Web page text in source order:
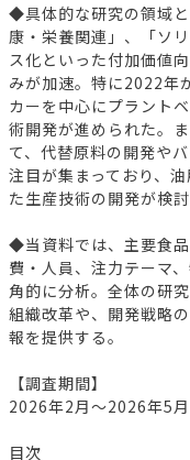
◆具体的な研究の領域
康・栄養関連」、「ソ
ス化といった付加価値
みが加速。特に2022年
カーを中心にプラント
術開発が進められた。
て、代替原料の開発や
注目が集まっており、
た生産技術の開発が検討
◆当資料では、主要食
費・人員、注力テーマ
角的に分析。全体の研
組織改革や、開発戦略
報を提供する。
【調査期間】
2026年2月～2026年5月
目次